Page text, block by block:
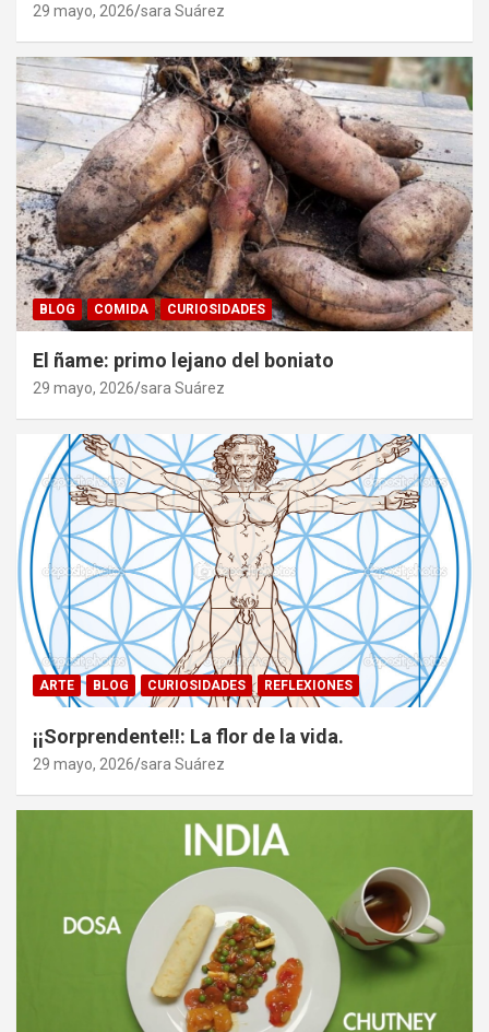
29 mayo, 2026 sara Suárez
BLOG COMIDA CURIOSIDADES
El ñame: primo lejano del boniato
29 mayo, 2026 sara Suárez
ARTE BLOG CURIOSIDADES REFLEXIONES
¡¡Sorprendente!!: La flor de la vida.
29 mayo, 2026 sara Suárez